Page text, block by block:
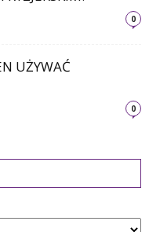
0
UŻYWAĆ
0